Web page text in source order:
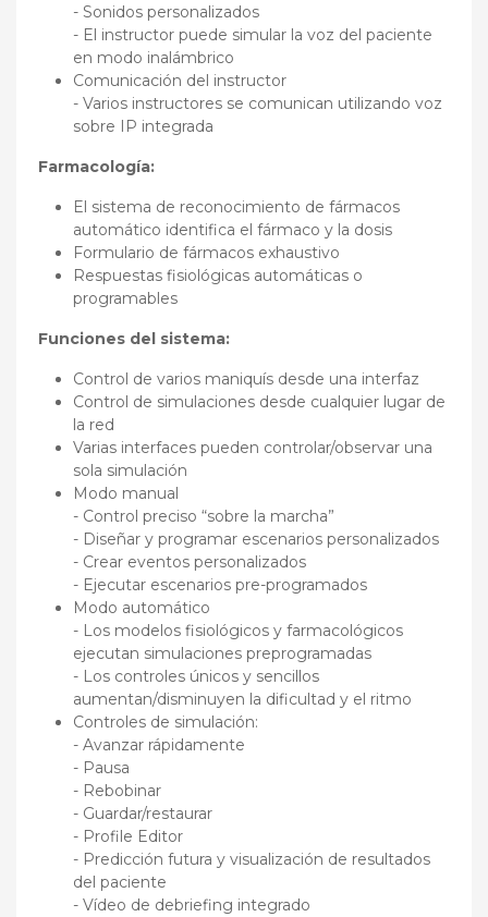
- Sonidos personalizados
- El instructor puede simular la voz del paciente
en modo inalámbrico
Comunicación del instructor
- Varios instructores se comunican utilizando voz
sobre IP integrada
Farmacología:
El sistema de reconocimiento de fármacos
automático identifica el fármaco y la dosis
Formulario de fármacos exhaustivo
Respuestas fisiológicas automáticas o
programables
Funciones del sistema:
Control de varios maniquís desde una interfaz
Control de simulaciones desde cualquier lugar de
la red
Varias interfaces pueden controlar/observar una
sola simulación
Modo manual
- Control preciso “sobre la marcha”
- Diseñar y programar escenarios personalizados
- Crear eventos personalizados
- Ejecutar escenarios pre-programados
Modo automático
- Los modelos fisiológicos y farmacológicos
ejecutan simulaciones preprogramadas
- Los controles únicos y sencillos
aumentan/disminuyen la dificultad y el ritmo
Controles de simulación:
- Avanzar rápidamente
- Pausa
- Rebobinar
- Guardar/restaurar
- Profile Editor
- Predicción futura y visualización de resultados
del paciente
- Vídeo de debriefing integrado